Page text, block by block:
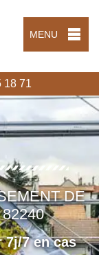
MENU
18 71
DE
7j/7 en cas